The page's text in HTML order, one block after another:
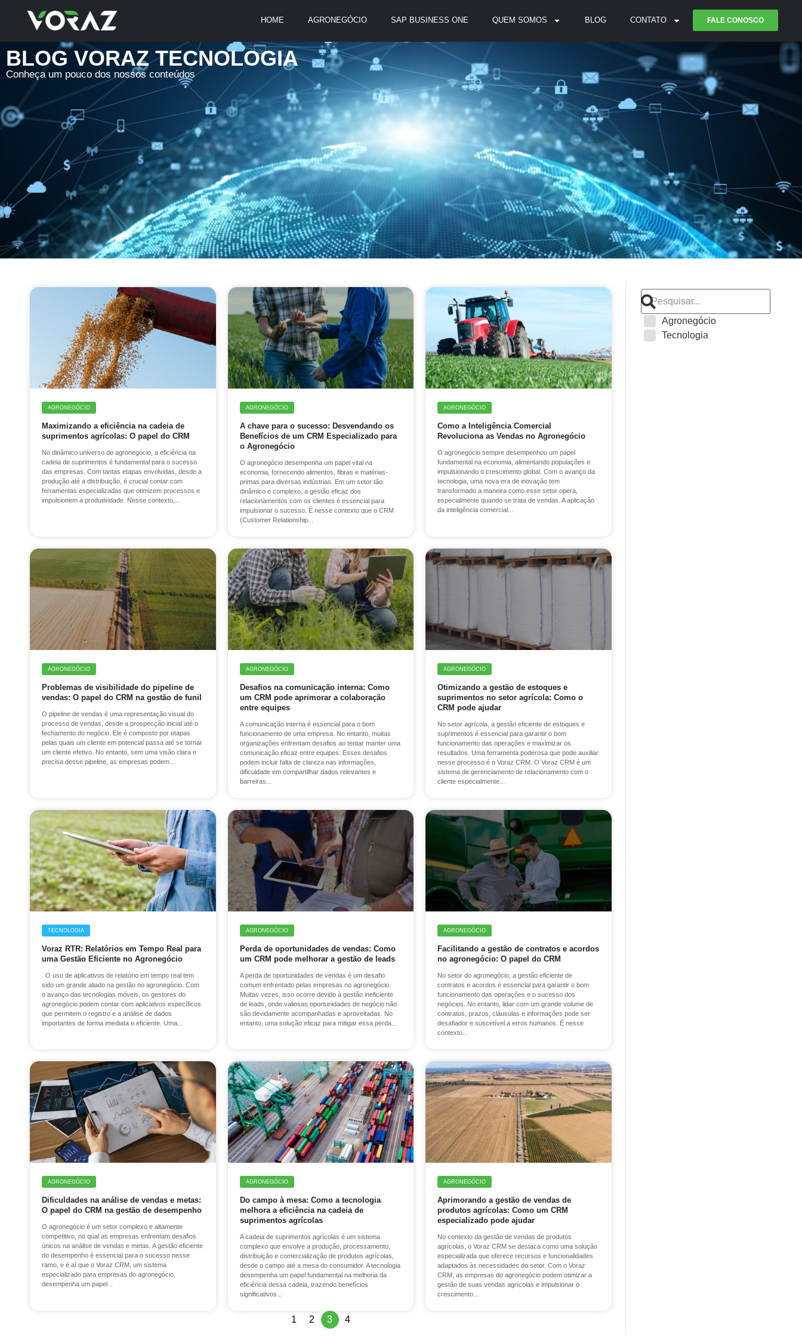
HOME AGRONEGÓCIO SAP BUSINESS ONE QUEM SOMOS BLOG CONTATO FALE CONOSCO
BLOG VORAZ TECNOLOGIA
Conheça um pouco dos nossos conteúdos
AGRONEGÓCIO
Maximizando a eficiência na cadeia de
suprimentos agrícolas: O papel do CRM
No dinâmico universo do agronegócio, a eficiência na
cadeia de suprimentos é fundamental para o sucesso
das empresas. Com tantas etapas envolvidas, desde a
produção até a distribuição, é crucial contar com
ferramentas especializadas que otimizem processos e
impulsionem a produtividade. Nesse contexto,...
AGRONEGÓCIO
A chave para o sucesso: Desvendando os
Benefícios de um CRM Especializado para
o Agronegócio
O agronegócio desempenha um papel vital na
economia, fornecendo alimentos, fibras e matérias-
primas para diversas indústrias. Em um setor tão
dinâmico e complexo, a gestão eficaz dos
relacionamentos com os clientes é essencial para
impulsionar o sucesso. É nesse contexto que o CRM
(Customer Relationship...
AGRONEGÓCIO
Como a Inteligência Comercial
Revoluciona as Vendas no Agronegócio
O agronegócio sempre desempenhou um papel
fundamental na economia, alimentando populações e
impulsionando o crescimento global. Com o avanço da
tecnologia, uma nova era de inovação tem
transformado a maneira como esse setor opera,
especialmente quando se trata de vendas. A aplicação
da inteligência comercial...
AGRONEGÓCIO
Problemas de visibilidade do pipeline de
vendas: O papel do CRM na gestão de funil
O pipeline de vendas é uma representação visual do
processo de vendas, desde a prospecção inicial até o
fechamento do negócio. Ele é composto por etapas
pelas quais um cliente em potencial passa até se tornar
um cliente efetivo. No entanto, sem uma visão clara e
precisa desse pipeline, as empresas podem...
AGRONEGÓCIO
Desafios na comunicação interna: Como
um CRM pode aprimorar a colaboração
entre equipes
A comunicação interna é essencial para o bom
funcionamento de uma empresa. No entanto, muitas
organizações enfrentam desafios ao tentar manter uma
comunicação eficaz entre equipes. Esses desafios
podem incluir falta de clareza nas informações,
dificuldade em compartilhar dados relevantes e
barreiras...
AGRONEGÓCIO
Otimizando a gestão de estoques e
suprimentos no setor agrícola: Como o
CRM pode ajudar
No setor agrícola, a gestão eficiente de estoques e
suprimentos é essencial para garantir o bom
funcionamento das operações e maximizar os
resultados. Uma ferramenta poderosa que pode auxiliar
nesse processo é o Voraz CRM. O Voraz CRM é um
sistema de gerenciamento de relacionamento com o
cliente especialmente...
TECNOLOGIA
Voraz RTR: Relatórios em Tempo Real para
uma Gestão Eficiente no Agronegócio
O uso de aplicativos de relatório em tempo real tem
sido um grande aliado na gestão no agronegócio. Com
o avanço das tecnologias móveis, os gestores do
agronegócio podem contar com aplicativos específicos
que permitem o registro e a análise de dados
importantes de forma imediata e eficiente. Uma...
AGRONEGÓCIO
Perda de oportunidades de vendas: Como
um CRM pode melhorar a gestão de leads
A perda de oportunidades de vendas é um desafio
comum enfrentado pelas empresas no agronegócio.
Muitas vezes, isso ocorre devido à gestão ineficiente
de leads, onde valiosas oportunidades de negócio não
são devidamente acompanhadas e aproveitadas. No
entanto, uma solução eficaz para mitigar essa perda...
AGRONEGÓCIO
Facilitando a gestão de contratos e acordos
no agronegócio: O papel do CRM
No setor do agronegócio, a gestão eficiente de
contratos e acordos é essencial para garantir o bom
funcionamento das operações e o sucesso dos
negócios. No entanto, lidar com um grande volume de
contratos, prazos, cláusulas e informações pode ser
desafiador e suscetível a erros humanos. É nesse
contexto...
AGRONEGÓCIO
Dificuldades na análise de vendas e metas:
O papel do CRM na gestão de desempenho
O agronegócio é um setor complexo e altamente
competitivo, no qual as empresas enfrentam desafios
únicos na análise de vendas e metas. A gestão eficiente
do desempenho é essencial para o sucesso nesse
ramo, e é aí que o Voraz CRM, um sistema
especializado para empresas do agronegócio,
desempenha um papel...
AGRONEGÓCIO
Do campo à mesa: Como a tecnologia
melhora a eficiência na cadeia de
suprimentos agrícolas
A cadeia de suprimentos agrícolas é um sistema
complexo que envolve a produção, processamento,
distribuição e comercialização de produtos agrícolas,
desde o campo até a mesa do consumidor. A tecnologia
desempenha um papel fundamental na melhoria da
eficiência dessa cadeia, trazendo benefícios
significativos...
AGRONEGÓCIO
Aprimorando a gestão de vendas de
produtos agrícolas: Como um CRM
especializado pode ajudar
No contexto da gestão de vendas de produtos
agrícolas, o Voraz CRM se destaca como uma solução
especializada que oferece recursos e funcionalidades
adaptados às necessidades do setor. Com o Voraz
CRM, as empresas do agronegócio podem otimizar a
gestão de suas vendas agrícolas e impulsionar o
crescimento...
1 2 3 4
Agronegócio
Tecnologia